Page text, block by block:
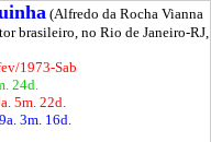
(Alfredo da Rocha Vianna
brasileiro, no Rio de Janeiro-RJ,
1973-Sab
24d.
5m. 22d.
3m. 16d.